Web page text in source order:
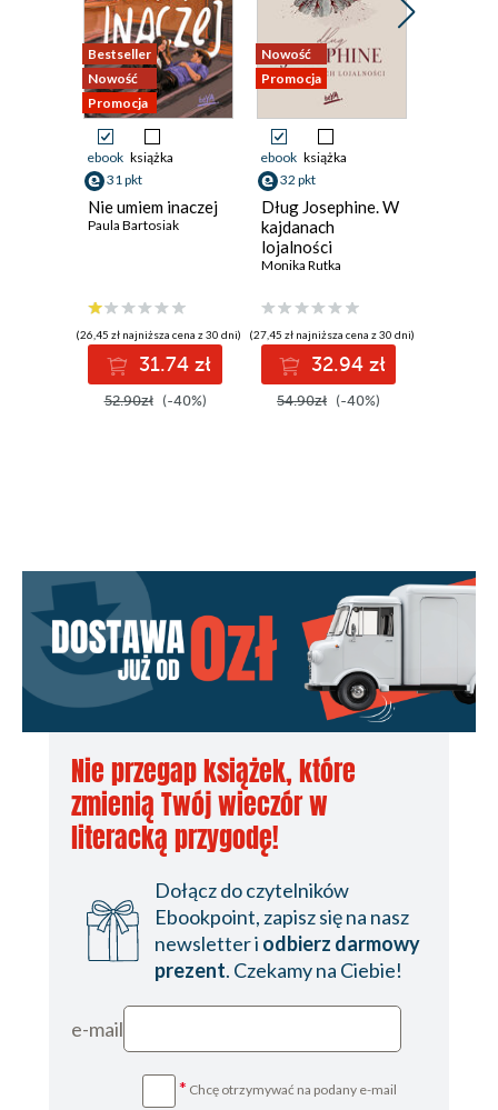
ROZDZIAŁ 15
ROZDZIAŁ 16
ROZDZIAŁ 17
ROZDZIAŁ 18
ROZDZIAŁ 19
ROZDZIAŁ 20
ROZDZIAŁ 21
ROZDZIAŁ 22
ROZDZIAŁ 25
ROZDZIAŁ 26
ROZDZIAŁ 27
ROZDZIAŁ 28
Bestseller
Nowość
Promocja
ebook książka
31 pkt
Nie umiem inaczej
Paula Bartosiak
(26,45 zł najniższa cena z 30 dni)
31.74 zł
52.90zł (-40%)
Nowość
Promocja
ebook książka
32 pkt
Dług Josephine. W
kajdanach
lojalności
Monika Rutka
(27,45 zł najniższa cena z 30 dni)
32.94 zł
54.90zł (-40%)
Nie przegap książek, które
zmienią Twój wieczór w
literacką przygodę!
Dołącz do czytelników
Ebookpoint, zapisz się na nasz
newsletter i odbierz darmowy
prezent. Czekamy na Ciebie!
e-mail
* Chcę otrzymywać na podany e-mail